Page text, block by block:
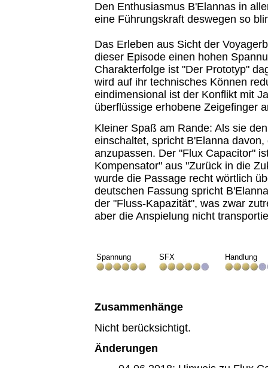
Den Enthusiasmus B'Elannas in
eine Führungskraft deswegen so
Das Erleben aus Sicht der
dieser Episode einen hohen
Charakterfolge ist "Der Prototyp"
wird auf ihr technisches Können
eindimensional ist der Konflikt mit
überflüssige erhobene Zeigefinger
Kleiner Spaß am Rande: Als sie
einschaltet, spricht B'Elanna
anzupassen. Der "Flux Capacitor"
Kompensator" aus "Zurück in die
wurde die Passage recht wörtlich
deutschen Fassung spricht
der "Fluss-Kapazität", was zwar
aber die Anspielung nicht
Spannung SFX Handlung
Zusammenhänge
Nicht berücksichtigt.
Änderungen